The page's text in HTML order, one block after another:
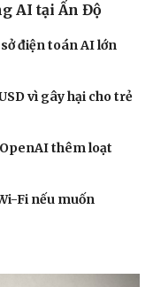
AI tại Ấn Độ
điện toán AI lớn
vì gây hại cho trẻ
thêm loạt
Fi nếu muốn